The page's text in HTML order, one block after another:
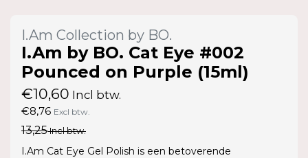
I.Am Collection by BO.
I.Am by BO. Cat Eye #002
Pounced on Purple (15ml)
€10,60 Incl btw.
€8,76 Excl btw.
13,25Incl btw.
I.Am Cat Eye Gel Polish is een betoverende